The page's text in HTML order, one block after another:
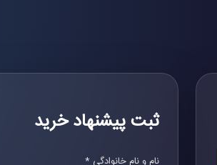
ثبت پیشنهاد خرید
نام و نام خانوادگی *